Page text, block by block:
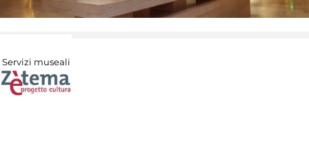
Servizi museali